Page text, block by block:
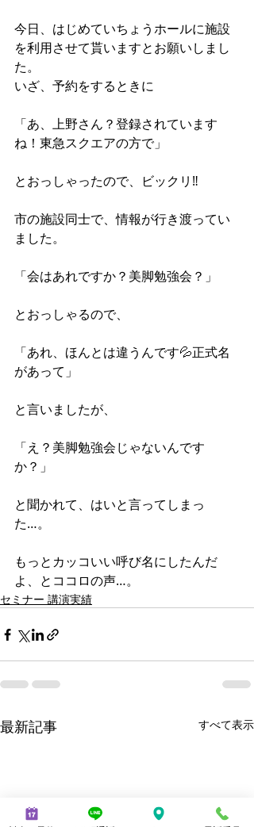
今日、はじめていちょうホールに施設
を利用させて貰いますとお願いしまし
た。
いざ、予約をするときに
「あ、上野さん？登録されています
ね！東急スクエアの方で」
とおっしゃったので、ビックリ‼️
市の施設同士で、情報が行き渡ってい
ました。
「会はあれですか？美脚勉強会？」
とおっしゃるので、
「あれ、ほんとは違うんです💦正式名
があって」
と言いましたが、
「え？美脚勉強会じゃないんです
か？」
と聞かれて、はいと言ってしまっ
た…。
もっとカッコいい呼び名にしたんだ
よ、とココロの声…。
セミナー 講演実績
最新記事 すべて表示